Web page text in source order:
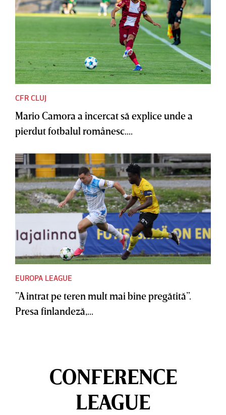
CFR CLUJ
Mario Camora a încercat să explice unde a
pierdut fotbalul românesc....
EUROPA LEAGUE
”A intrat pe teren mult mai bine pregătită”.
Presa finlandeză,...
CONFERENCE
LEAGUE